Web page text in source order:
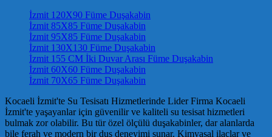
İzmit 120X90 Füme Duşakabin
İzmit 85X85 Füme Duşakabin
İzmit 95X85 Füme Duşakabin
İzmit 130X130 Füme Duşakabin
İzmit 155 CM İki Duvar Arası Füme Duşakabin
İzmit 60X60 Füme Duşakabin
İzmit 70X65 Füme Duşakabin
Kocaeli İzmit'te Su Tesisatı Hizmetlerinde Lider Firma Kocaeli
İzmit'te yaşayanlar için güvenilir ve kaliteli su tesisat hizmetleri
bulmak zor olabilir. Bu tür özel ölçülü duşakabinler, dar alanlarda
bile ferah ve modern bir duş deneyimi sunar. Kimyasal ilaçlar ve